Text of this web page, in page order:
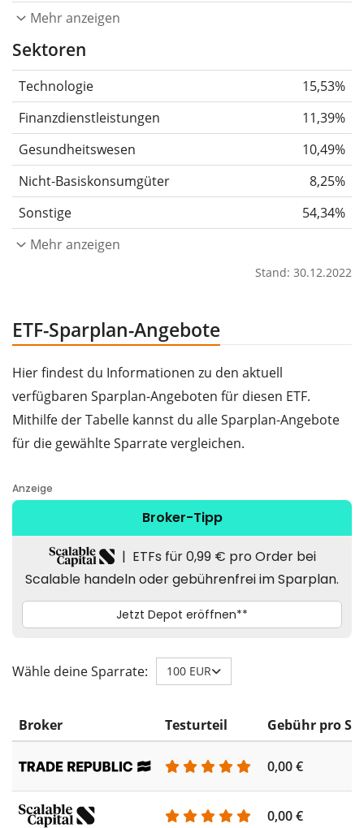
Mehr anzeigen
Sektoren
Technologie
15,53%
Finanzdienstleistungen
11,39%
Gesundheitswesen
10,49%
Nicht-Basiskonsumgüter
8,25%
Sonstige
54,34%
Mehr anzeigen
Stand: 30.12.2022
ETF-Sparplan-Angebote
Hier findest du Informationen zu den aktuell
verfügbaren Sparplan-Angeboten für diesen ETF.
Mithilfe der Tabelle kannst du alle Sparplan-Angebote
für die gewählte Sparrate vergleichen.
Wähle deine Sparrate: 100 EUR
Broker Testurteil Gebühr pro
0,00 €
0,00 €